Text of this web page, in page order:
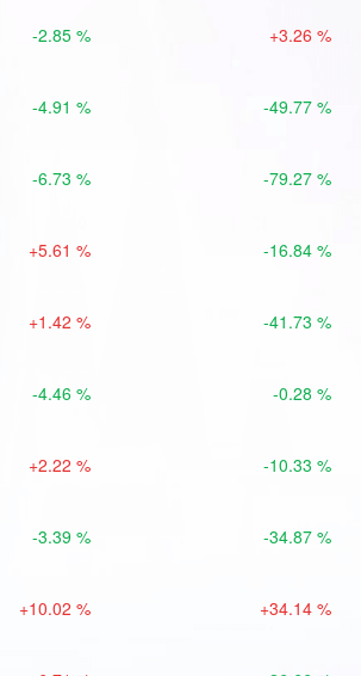
-2.85 % +3.26 %
-4.91 % -49.77 %
-6.73 % -79.27 %
+5.61 % -16.84 %
+1.42 % -41.73 %
-4.46 % -0.28 %
+2.22 % -10.33 %
-3.39 % -34.87 %
+10.02 % +34.14 %